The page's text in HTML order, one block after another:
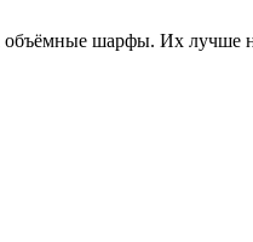
шарфы. Их лучше